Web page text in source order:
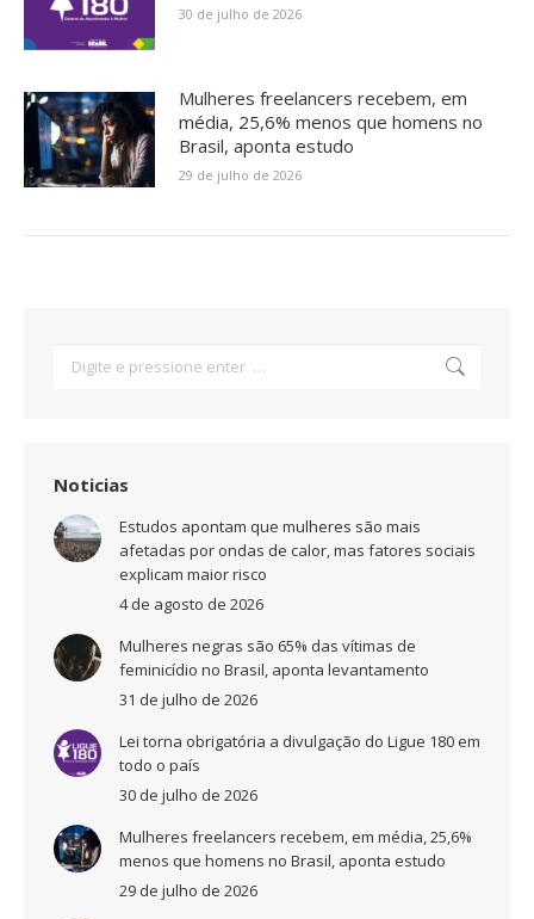
30 de julho de 2026
Mulheres freelancers recebem, em
média, 25,6% menos que homens no
Brasil, aponta estudo
29 de julho de 2026
Noticias
Estudos apontam que mulheres são mais
afetadas por ondas de calor, mas fatores sociais
explicam maior risco
4 de agosto de 2026
Mulheres negras são 65% das vítimas de
feminicídio no Brasil, aponta levantamento
31 de julho de 2026
Lei torna obrigatória a divulgação do Ligue 180 em
todo o país
30 de julho de 2026
Mulheres freelancers recebem, em média, 25,6%
menos que homens no Brasil, aponta estudo
29 de julho de 2026